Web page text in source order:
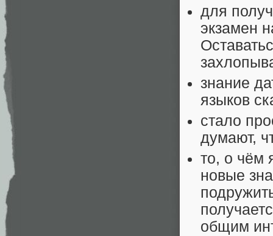
для
экзамен
знание
языков
стало
думают,
то, о чём
новые
общим